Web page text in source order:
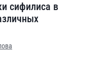
сифилиса в